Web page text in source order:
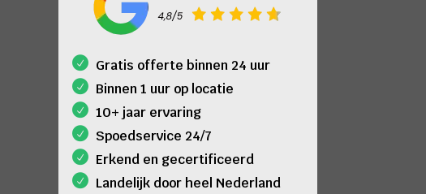
Gratis offerte binnen 24 uur
Binnen 1 uur op locatie
10+ jaar ervaring
Spoedservice 24/7
Erkend en gecertificeerd
Landelijk door heel Nederland